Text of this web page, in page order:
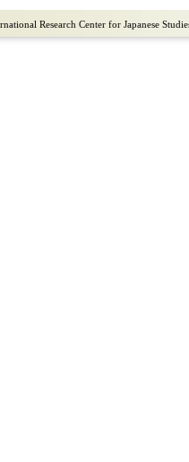
Research Center for Japanese